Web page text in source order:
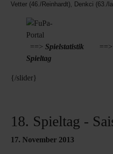
Vetter (46./Reinhardt), Denkci (63./
==>Spielstatistik
Spieltag
{/slider}
18. Spieltag -
17. November 2013